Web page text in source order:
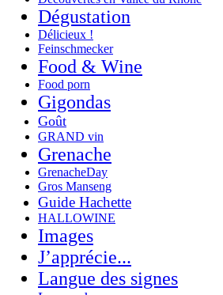
Dégustation
Délicieux !
Feinschmecker
Food & Wine
Food porn
Gigondas
Goût
GRAND vin
Grenache
GrenacheDay
Gros Manseng
Guide Hachette
HALLOWINE
Images
J’apprécie...
Langue des signes